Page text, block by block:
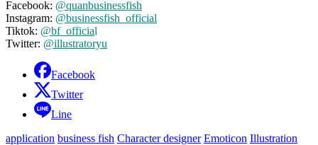
Facebook: @quanbusinessfish
Instagram: @businessfish_official
Tiktok: @bf_official
Twitter: @illustratoryu
Facebook
Twitter
Line
application business fish Character designer Emoticon Illustration